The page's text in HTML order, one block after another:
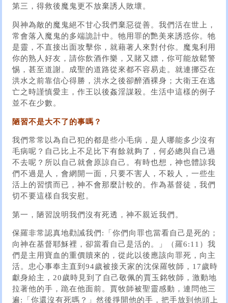
第三，得救後魔鬼更不放棄誘人敗壞。
與神為敵的魔鬼絕不甘心我們棄惡從善。我們活在世上，
常會落入魔鬼的多端詭計中。牠用罪的艷美來誘惑你。牠
是靈，不直接出面攻擊你，就藉著人來對付你。魔鬼利用
你的熟人好友，請你飲酒作樂，又賭又嫖，你可能放鬆警
惕，甚至道謝。成聖的道路從來都不容易走。就連挪亞在
洪水之前靠信心得勝，洪水之後卻醉酒裸身；大衛王在逃
亡之時謹慎愛主，作王以後姦淫謀殺。生活中這樣的例子
並不在少數。
陋習不是大不了的事嗎？
我們常常以為自己犯的都是些小毛病，是人哪能多少沒有
毛病呢？自己比上不足比下有餘就夠了，何必總與自己過
不去呢？所以自己就會原諒自己。有時也想，神也體諒我
們不過是人，會網開一面，只要不害人，不殺人，一些生
活上的習慣而已，神不會那麼計較的。作為基督徒，我們
切不要這樣自我安慰。
第一，陋習說明我們沒有死透，神不親近我們。
保羅非常認真地勸誡我們:「你們向罪也當看自己是死的；
向神在基督耶穌裡，卻當看自己是活的。」（羅6:11）我
們是主用寶血的重價贖來的，從此以後應該向罪死，向主
活。忠心事奉主直到94歲被接天家的沈保羅牧師，17歲時
獻身給主，20歲時見到了自己敬佩的賈玉銘牧師，激動地
拉著他的手，跪在他面前。賈牧師被聖靈感動，連問他三
遍:「你還沒有死嗎？」然後掙開他的手，把手放到他頭上